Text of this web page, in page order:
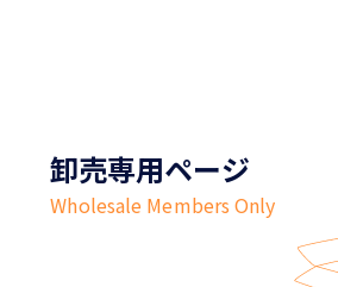
卸売専用ページ
Wholesale Members Only